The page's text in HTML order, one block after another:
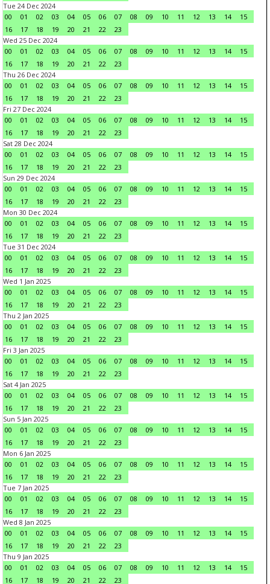
Tue 24 Dec 2024
00
01 02 03 04 05 06 07 08 09 10 11 12 13 14
15
16
17 18 19 20 21 22
23
Wed 25 Dec 2024
00
01 02 03 04 05 06 07 08 09 10 11 12 13 14
15
16
17 18 19 20 21 22
23
Thu 26 Dec 2024
00
01 02 03 04 05 06 07 08 09 10 11 12 13 14
15
16
17 18 19 20 21 22
23
Fri 27 Dec 2024
00
01 02 03 04 05 06 07 08 09 10 11 12 13 14
15
16
17 18 19 20 21 22
23
Sat 28 Dec 2024
00
01 02 03 04 05 06 07 08 09 10 11 12 13 14
15
16
17 18 19 20 21 22
23
Sun 29 Dec 2024
00
01 02 03 04 05 06 07 08 09 10 11 12 13 14
15
16
17 18 19 20 21 22
23
Mon 30 Dec 2024
00
01 02 03 04 05 06 07 08 09 10 11 12 13 14
15
16
17 18 19 20 21 22
23
Tue 31 Dec 2024
00
01 02 03 04 05 06 07 08 09 10 11 12 13 14
15
16
17 18 19 20 21 22
23
Wed 1 Jan 2025
00
01 02 03 04 05 06 07 08 09 10 11 12 13 14
15
16
17 18 19 20 21 22
23
Thu 2 Jan 2025
00
01 02 03 04 05 06 07 08 09 10 11 12 13 14
15
16
17 18 19 20 21 22
23
Fri 3 Jan 2025
00
01 02 03 04 05 06 07 08 09 10 11 12 13 14
15
16
17 18 19 20 21 22
23
Sat 4 Jan 2025
00
01 02 03 04 05 06 07 08 09 10 11 12 13 14
15
16
17 18 19 20 21 22
23
Sun 5 Jan 2025
00
01 02 03 04 05 06 07 08 09 10 11 12 13 14
15
16
17 18 19 20 21 22
23
Mon 6 Jan 2025
00
01 02 03 04 05 06 07 08 09 10 11 12 13 14
15
16
17 18 19 20 21 22
23
Tue 7 Jan 2025
00
01 02 03 04 05 06 07 08 09 10 11 12 13 14
15
16
17 18 19 20 21 22
23
Wed 8 Jan 2025
00
01 02 03 04 05 06 07 08 09 10 11 12 13 14
15
16
17 18 19 20 21 22
23
Thu 9 Jan 2025
00
01 02 03 04 05 06 07 08 09 10 11 12 13 14
15
16
17 18 19 20 21 22
23